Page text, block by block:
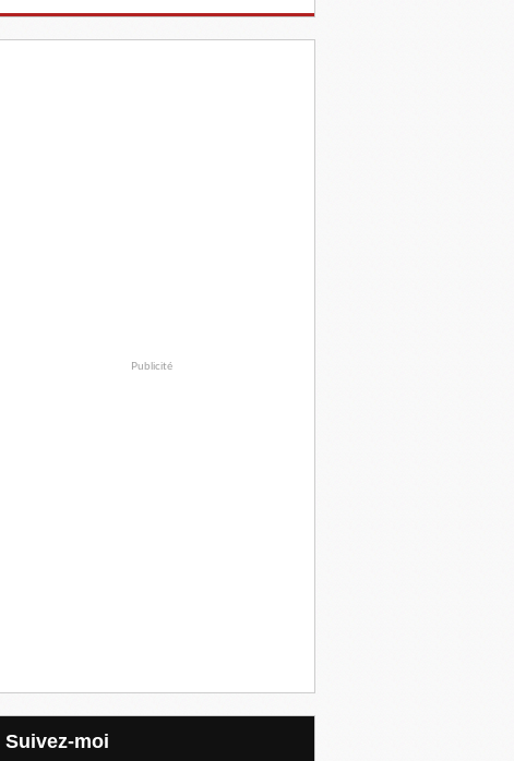
Publicité
Suivez-moi